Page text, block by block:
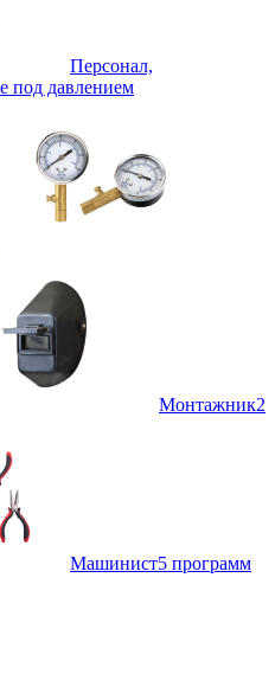
Персонал,
под давлением
Монтажник2
Машинист5 программ